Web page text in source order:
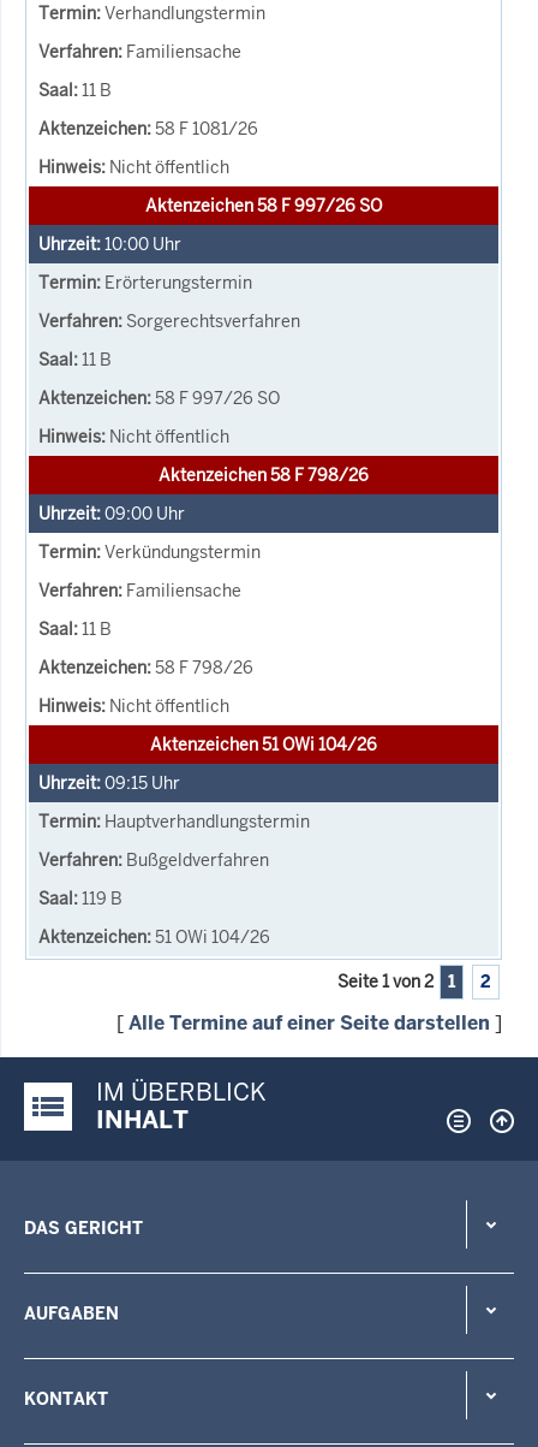
Verhandlungstermin
Familiensache
11 B
58 F 1081/26
Nicht öffentlich
Aktenzeichen 58 F 997/26 SO
10:00 Uhr
Erörterungstermin
Sorgerechtsverfahren
11 B
58 F 997/26 SO
Nicht öffentlich
Aktenzeichen 58 F 798/26
09:00 Uhr
Verkündungstermin
Familiensache
11 B
58 F 798/26
Nicht öffentlich
Aktenzeichen 51 OWi 104/26
09:15 Uhr
Hauptverhandlungstermin
Bußgeldverfahren
119 B
51 OWi 104/26
Seite 1 von 2 1 2
[Alle Termine auf einer Seite darstellen ]
Justiz-Portal im Überblick:
IM ÜBERBLICK
INHALT
DAS GERICHT
AUFGABEN
KONTAKT